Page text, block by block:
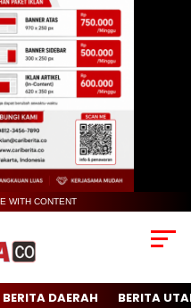
WITH CONTENT
BERITA DAERAH BERITA